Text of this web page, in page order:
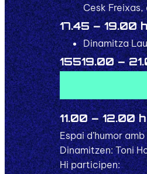
Cesk
17.45 – 19.00
Dinamitza
15519.00 –
11.00 – 12.00
Espai d’humor
Dinamitzen: Toni
Hi participen: